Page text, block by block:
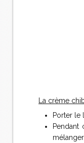
La crème
Porter le
mélanger.